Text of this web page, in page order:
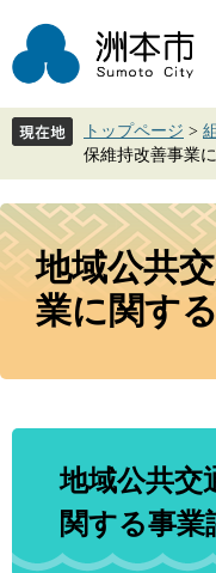
ジ
先
ュ
を
て
本
トップページ >
保維持改善事業
本
文
地域公共
業に関す
地域公共交
関する事業